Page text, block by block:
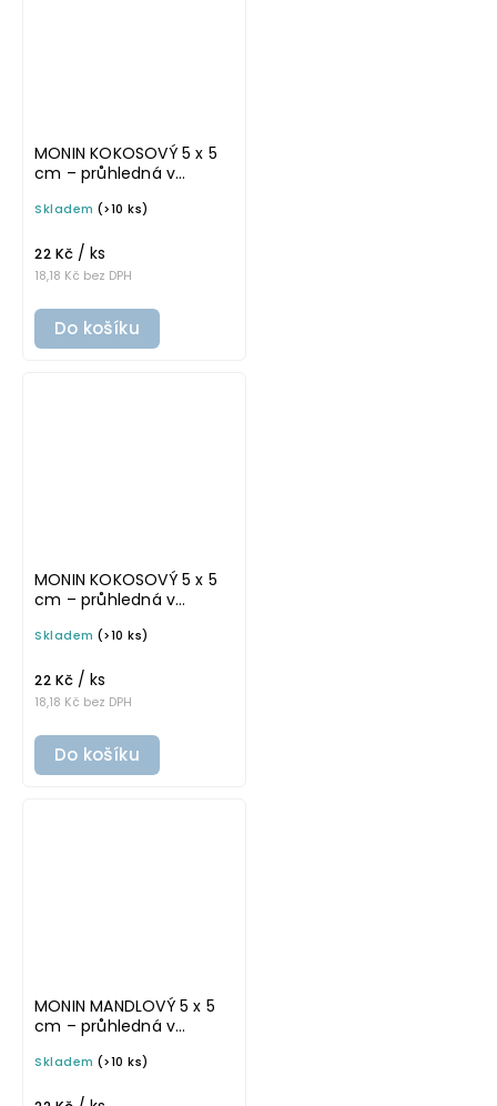
MONIN KOKOSOVÝ 5 x 5
cm – průhledná v
omyvatelná samolepka
Skladem (>10 ks)
18,18 Kč bez DPH
22 Kč / ks
Do košíku
MONIN KOKOSOVÝ 5 x 5
cm – průhledná v
omyvatelná samolepka
Skladem (>10 ks)
18,18 Kč bez DPH
22 Kč / ks
Do košíku
MONIN MANDLOVÝ 5 x 5
cm – průhledná v
omyvatelná samolepka
Skladem (>10 ks)